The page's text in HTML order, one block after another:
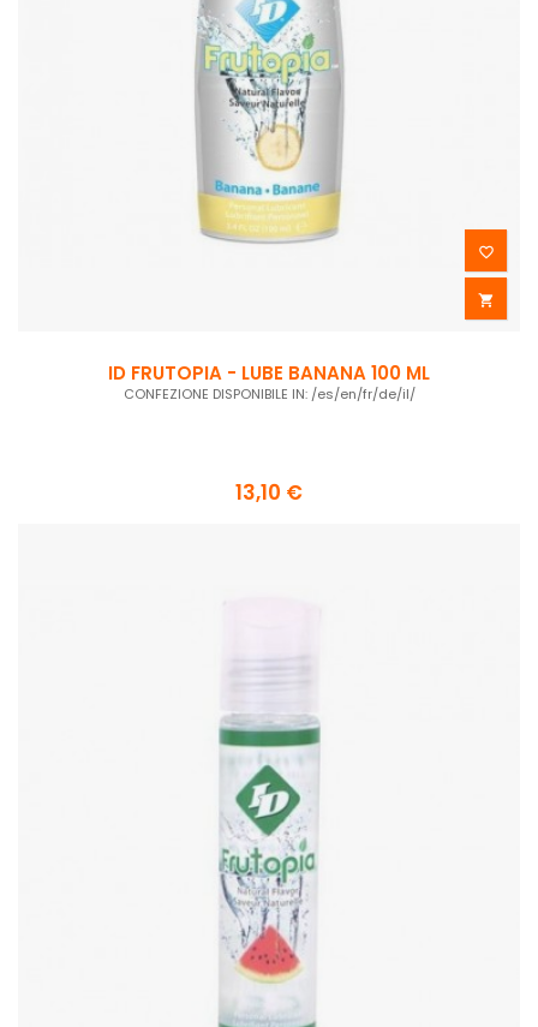


ID FRUTOPIA - LUBE BANANA 100 ML
CONFEZIONE DISPONIBILE IN: /es/en/fr/de/il/
13,10 €